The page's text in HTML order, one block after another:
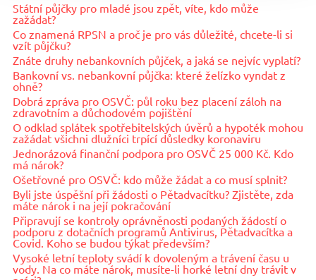
Státní půjčky pro mladé jsou zpět, víte, kdo může
zažádat?
Co znamená RPSN a proč je pro vás důležité, chcete-li si
vzít půjčku?
Znáte druhy nebankovních půjček, a jaká se nejvíc vyplatí?
Bankovní vs. nebankovní půjčka: které želízko vyndat z
ohně?
Dobrá zpráva pro OSVČ: půl roku bez placení záloh na
zdravotním a důchodovém pojištění
O odklad splátek spotřebitelských úvěrů a hypoték mohou
zažádat všichni dlužníci trpící důsledky koronaviru
Jednorázová finanční podpora pro OSVČ 25 000 Kč. Kdo
má nárok?
Ošetřovné pro OSVČ: kdo může žádat a co musí splnit?
Byli jste úspěšní při žádosti o Pětadvacítku? Zjistěte, zda
máte nárok i na její pokračování
Připravují se kontroly oprávněnosti podaných žádostí o
podporu z dotačních programů Antivirus, Pětadvacítka a
Covid. Koho se budou týkat především?
Vysoké letní teploty svádí k dovoleným a trávení času u
vody. Na co máte nárok, musíte-li horké letní dny trávit v